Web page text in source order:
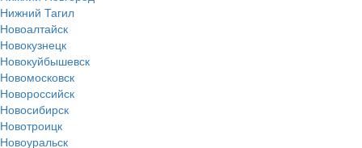
Нижний Тагил
Новоалтайск
Новокузнецк
Новокуйбышевск
Новомосковск
Новороссийск
Новосибирск
Новотроицк
Новоуральск